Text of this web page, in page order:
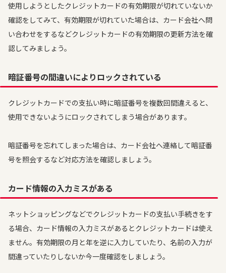
使用しようとしたクレジットカードの有効期限が切れていないか
確認をしてみて、有効期限が切れていた場合は、カード会社へ問
い合わせをするなどクレジットカードの有効期限の更新方法を確
認してみましょう。
暗証番号の間違いによりロックされている
クレジットカードでの支払い時に暗証番号を複数回間違えると、
使用できないようにロックされてしまう場合があります。
暗証番号を忘れてしまった場合は、カード会社へ連絡して暗証番
号を照会するなど対応方法を確認しましょう。
カード情報の入力ミスがある
ネットショッピングなどでクレジットカードの支払い手続きをす
る場合、カード情報の入力ミスがあるとクレジットカードは使え
ません。有効期限の月と年を逆に入力していたり、名前の入力が
間違っていたりしないか今一度確認をしましょう。